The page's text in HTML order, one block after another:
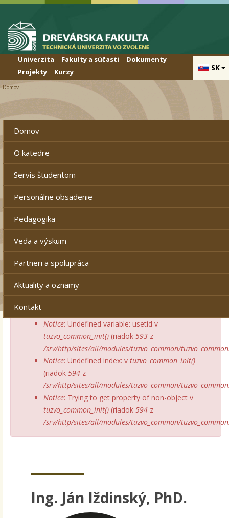
Skip to cookies
Skip to navigation
Skočiť na hlavný obsah
SK
Univerzita Fakulty a súčasti
Dokumenty
Projekty
Kurzy
Domov
Domov
O katedre
Servis študentom
Personálne obsadenie
Pedagogika
Veda a výskum
Partneri a spolupráca
Aktuality a oznamy
Kontakt
Chybová správa
Notice: Undefined variable: usetid v
tuzvo_common_init() (riadok 593 z
/srv/http/sites/all/modules/tuzvo_common/
Notice: Undefined index: v tuzvo_common_init()
(riadok 594 z
/srv/http/sites/all/modules/tuzvo_common/
Notice: Trying to get property of non-object v
tuzvo_common_init() (riadok 594 z
/srv/http/sites/all/modules/tuzvo_common/
Ing. Ján Iždinský, PhD.